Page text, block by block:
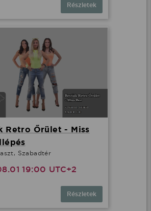
Részletek
Retro Őrület - Miss
Szabadtér
19:00 UTC+2
Részletek